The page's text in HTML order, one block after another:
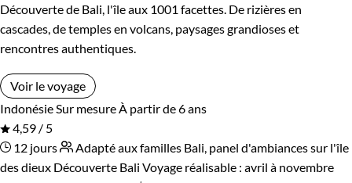
Découverte de Bali, l'île aux 1001 facettes. De rizières en
cascades, de temples en volcans, paysages grandioses et
rencontres authentiques.
Voir le voyage
Indonésie Sur mesure À partir de 6 ans
4,59 / 5
12 jours
Adapté aux familles Bali, panel d'ambiances sur l'île
des dieux Découverte Bali Voyage réalisable : avril à novembre